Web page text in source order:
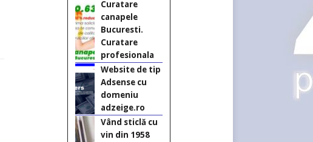
Website de tip
Adsense cu
domeniu
adzeige.ro
Vând sticlă cu
vin din 1958
Murfatlar
Chardonnay
Împrumut si
investitii